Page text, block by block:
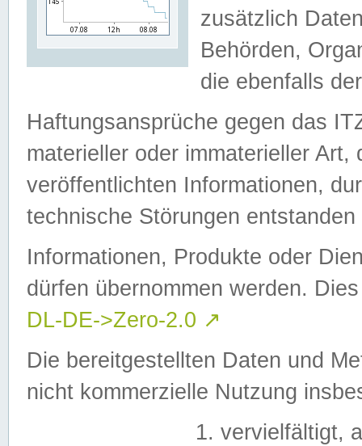
zusätzlich
Behörden,
die ebenfalls
Haftungsansprüche gegen das
materieller oder immaterieller
veröffentlichten Informationen,
technische Störungen
Informationen, Produkte oder
dürfen übernommen werden.
DL-DE->Zero-2.0 ↗
Die bereitgestellten Daten und
nicht kommerzielle Nutzung
vervielfältigt,